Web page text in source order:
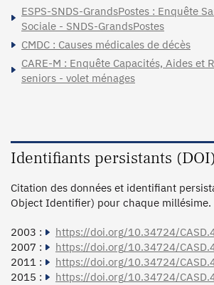
ESPS-SNDS-GrandsPostes : Enquête
Sociale - SNDS-GrandsPostes
CMDC : Causes médicales de décès
CARE-M : Enquête Capacités, Aides et
seniors - volet ménages
Identifiants persistants (DOI)
Citation des données et identifiant
Object Identifier) pour chaque millésime.
2003 :
https://doi.org/10.34724/
2007 :
https://doi.org/10.34724/
2011 :
https://doi.org/10.34724/
2015 :
https://doi.org/10.34724/